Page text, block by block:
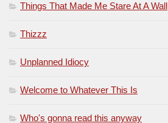
Things That Made Me Stare At A Wall
Thizzz
Unplanned Idiocy
Welcome to Whatever This Is
Who's gonna read this anyway